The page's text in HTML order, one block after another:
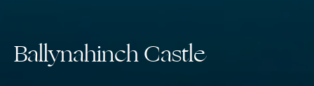
Ballynahinch Castle